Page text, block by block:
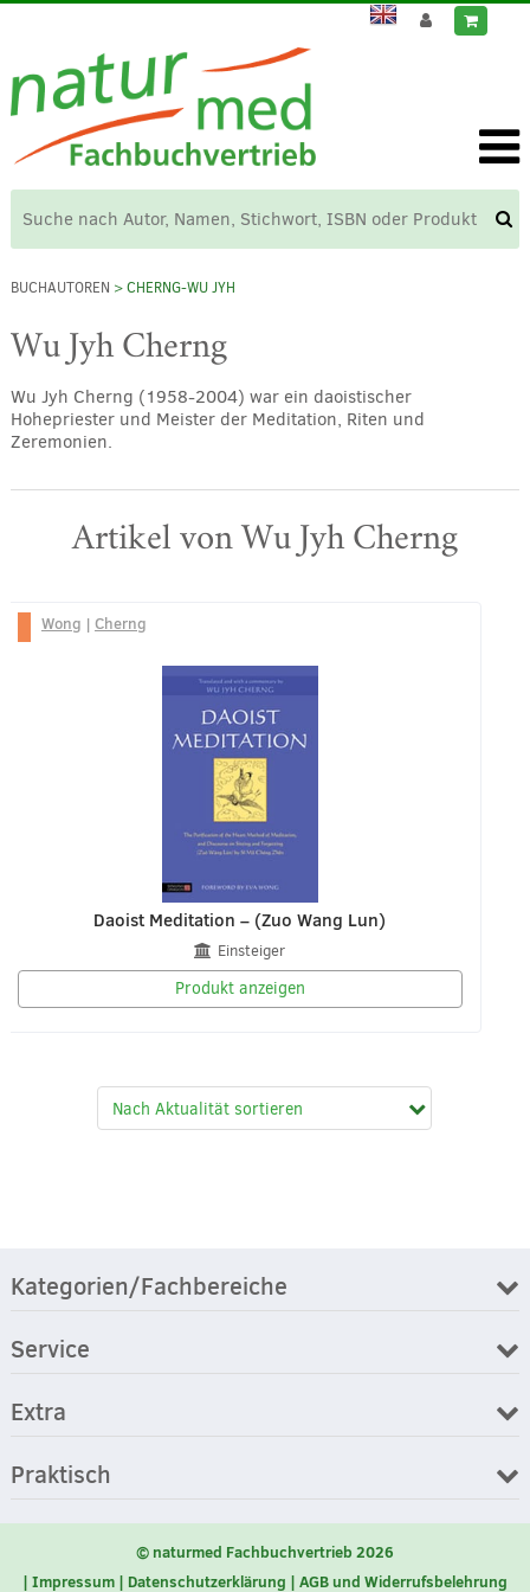
BUCHAUTOREN > CHERNG-WU JYH
Wu Jyh Cherng
Wu Jyh Cherng (1958-2004) war ein daoistischer
Hohepriester und Meister der Meditation, Riten und
Zeremonien.
Artikel von Wu Jyh Cherng
Wong | Cherng
Daoist Meditation – (Zuo Wang Lun)
Einsteiger
Produkt anzeigen
Kategorien/Fachbereiche
Service
Extra
Praktisch
© naturmed Fachbuchvertrieb 2026
Impressum
Datenschutzerklärung AGB und Widerrufsbelehrung